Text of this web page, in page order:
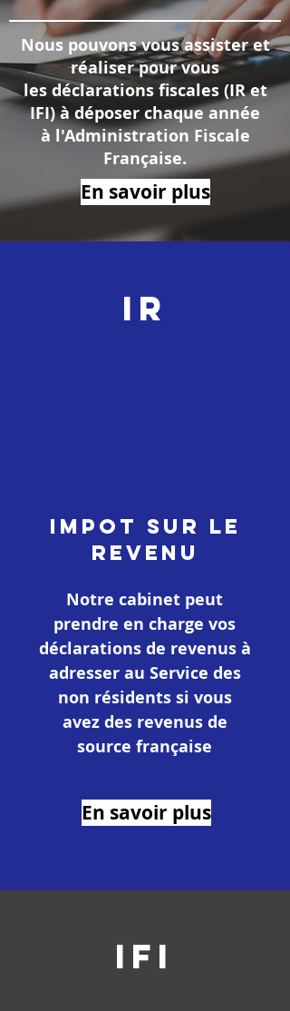
Nous pouvons vous assister et
réaliser pour vous
les déclarations fiscales (IR et
IFI) à déposer chaque année
à l'Administration Fiscale
Française.
En savoir plus
IR
IMPOT SUR LE
REVENU
Notre cabinet peut
prendre en charge vos
déclarations de revenus à
adresser au Service des
non résidents si vous
avez des revenus de
source française
En savoir plus
IFI